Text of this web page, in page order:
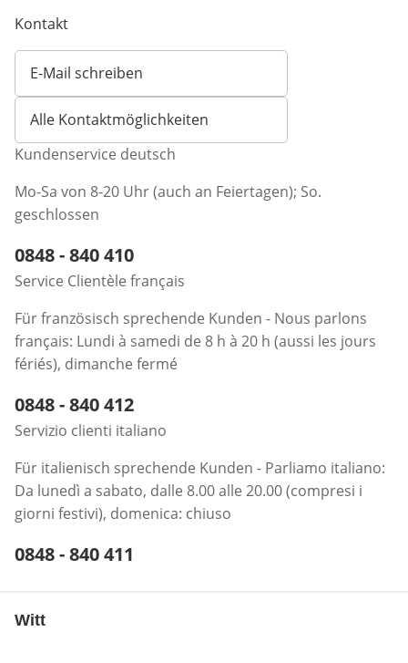
Kontakt
E-Mail schreiben
Öffnet E-Mail-Client
Alle Kontaktmöglichkeiten
Kundenservice deutsch
Mo-Sa von 8-20 Uhr (auch an Feiertagen); So.
geschlossen
Telefonnummer:
0848 - 840 410
Service Clientèle français
Für französisch sprechende Kunden - Nous parlons
français: Lundi à samedi de 8 h à 20 h (aussi les jours
fériés), dimanche fermé
Telefonnummer:
0848 - 840 412
Servizio clienti italiano
Für italienisch sprechende Kunden - Parliamo italiano:
Da lunedì a sabato, dalle 8.00 alle 20.00 (compresi i
giorni festivi), domenica: chiuso
Telefonnummer:
0848 - 840 411
Witt